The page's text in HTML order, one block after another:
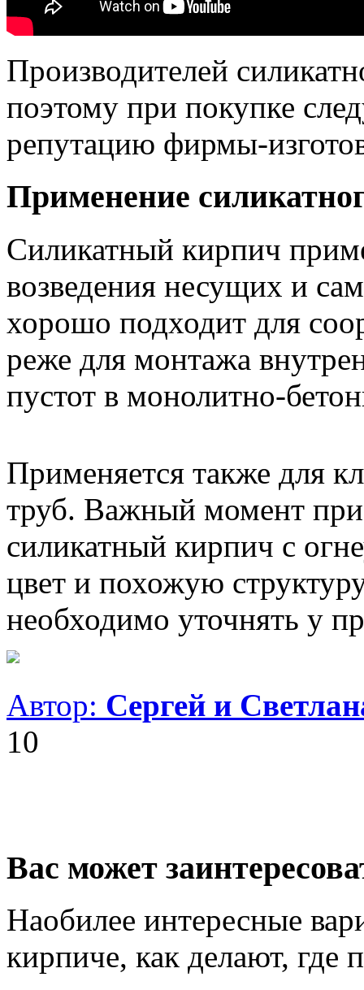
Производителей
поэтому при покупке
репутацию фирмы-
Применение
Силикатный кирпич
возведения несущих и
хорошо подходит для
реже для монтажа
пустот в монолитно-
Применяется также для
труб. Важный момент
силикатный кирпич с
цвет и похожую
необходимо уточнять у
Автор: Сергей и
10
Вас может
Наобилее интересные
кирпиче, как делают, где